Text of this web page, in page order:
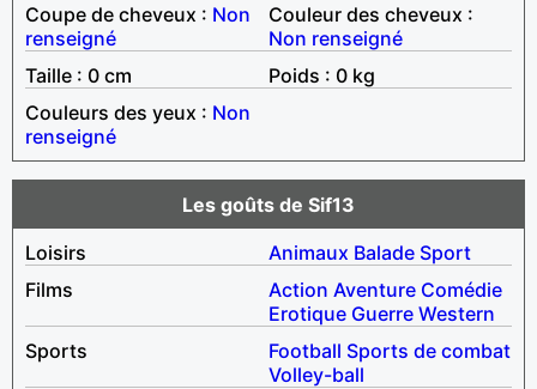
Coupe de cheveux : Non
renseigné
Couleur des cheveux :
Non renseigné
Taille : 0 cm
Poids : 0 kg
Couleurs des yeux : Non
renseigné
Les goûts de Sif13
Loisirs
Animaux Balade Sport
Films
Action Aventure Comédie
Erotique Guerre Western
Sports
Football Sports de combat
Volley-ball